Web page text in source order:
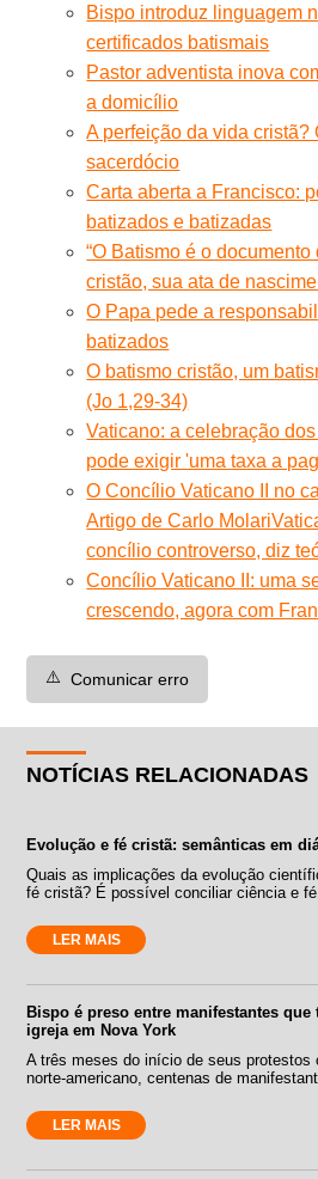
Bispo introduz linguagem
certificados batismais
Pastor adventista inova
a domicílio
A perfeição da vida cristã?
sacerdócio
Carta aberta a Francisco:
batizados e batizadas
“O Batismo é o
cristão, sua ata de
O Papa pede a
batizados
O batismo cristão, um
(Jo 1,29-34)
Vaticano: a celebração
pode exigir 'uma taxa a
O Concílio Vaticano II no
Artigo de Carlo Molari
concílio controverso, diz
Concílio Vaticano II: uma
crescendo, agora com
⚠️ Comunicar erro
NOTÍCIAS RELACIONADAS
Evolução e fé cristã: semânticas em
Quais as implicações da evolução
fé cristã? É possível conciliar ciência e
LER MAIS
Bispo é preso entre manifestantes que
igreja em Nova York
A três meses do início de seus protestos
norte-americano, centenas de
LER MAIS